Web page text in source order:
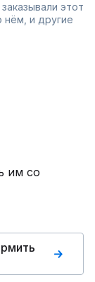
этот
нём, и другие
им со